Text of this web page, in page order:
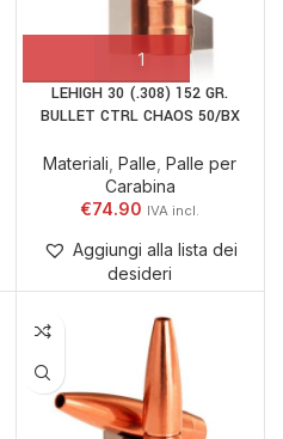
LEHIGH 30 (.308) 152 GR.
BULLET CTRL CHAOS 50/BX
Materiali ,Palle ,Palle per
Carabina
€74.90
Aggiungi alla lista dei
desideri